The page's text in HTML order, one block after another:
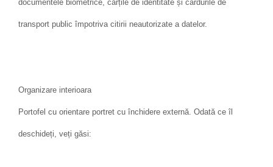
documentele biometrice, cărțile de identitate și cardurile de
transport public împotriva citirii neautorizate a datelor.
Organizare interioara
Portofel cu orientare portret cu închidere externă. Odată ce îl
deschideți, veți găsi: